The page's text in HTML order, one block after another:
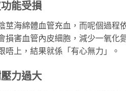
能受損
莖海綿體血管充血，而呢個過程
損害血管內皮細胞，減少一氧化
唔上，結果就係「有心無力」。
力過大